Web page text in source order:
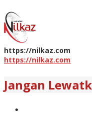
https://nilkaz.com
https://nilkaz.com
Jangan